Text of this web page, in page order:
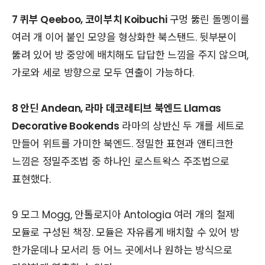
7 퀴부 Qeeboo, 코이부치 Koibuchi구멍 뚫린 돌멩이를
여러 개 이어 붙인 모양을 형상화한 북스탠드. 뒷부분이
뚫려 있어 방 중앙에 배치해도 답답한 느낌을 주지 않으며,
가로와 세로 방향으로 모두 연출이 가능하다.
8 안딘 Andean, 라마 데코레티브 북엔드 Llamas
Decorative Bookends 라마의 상반신 두 개를 세트로
만들어 위트를 가미한 북엔드. 정밀한 표현과 앤티크한
느낌은 정밀주조법 중 하나인 로스트왁스 주조법으로
표현했다.
9 모그 Mogg, 안톨로지아 Antologia 여러 개의 철제
모듈로 구성된 책장. 모듈은 자유롭게 배치할 수 있어 방
한가운데나 모서리 등 어느 곳에서나 원하는 방식으로